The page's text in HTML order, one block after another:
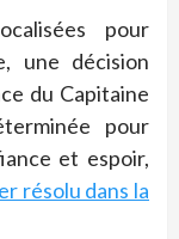
pour
une décision
du Capitaine
pour
et espoir,
résolu dans la